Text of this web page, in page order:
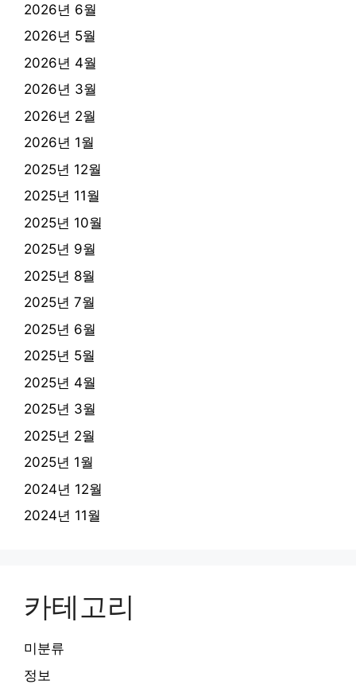
2026년 6월
2026년 5월
2026년 4월
2026년 3월
2026년 2월
2026년 1월
2025년 12월
2025년 11월
2025년 10월
2025년 9월
2025년 8월
2025년 7월
2025년 6월
2025년 5월
2025년 4월
2025년 3월
2025년 2월
2025년 1월
2024년 12월
2024년 11월
카테고리
미분류
정보